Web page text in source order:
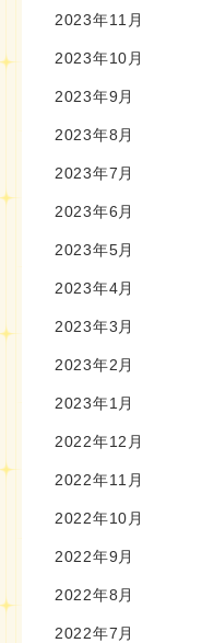
2023年11月
2023年10月
2023年9月
2023年8月
2023年7月
2023年6月
2023年5月
2023年4月
2023年3月
2023年2月
2023年1月
2022年12月
2022年11月
2022年10月
2022年9月
2022年8月
2022年7月